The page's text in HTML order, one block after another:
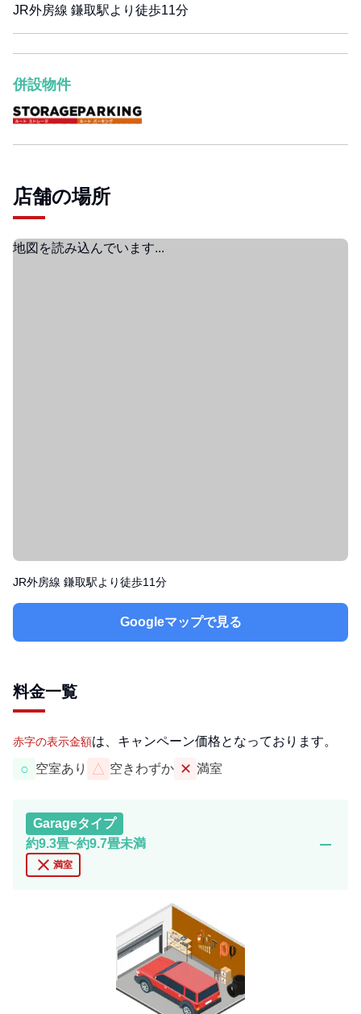
JR外房線 鎌取駅より徒歩11分
併設物件
店舗の場所
地図を読み込んでいます...
JR外房線 鎌取駅より徒歩11分
Googleマップで見る
料金一覧
赤字の表示金額は、キャンペーン価格となっております。
○ 空室あり △ 空きわずか ✕ 満室
Garageタイプ
約9.3畳~約9.7畳未満
close 満室
remove